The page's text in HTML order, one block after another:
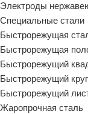
Электроды
Специальные стали
Быстрорежущая
Быстрорежущая
Быстрорежущий
Быстрорежущий круг
Быстрорежущий
Жаропрочная сталь